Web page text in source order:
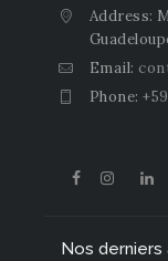
Address:
Email:
Phone:
Nos derniers